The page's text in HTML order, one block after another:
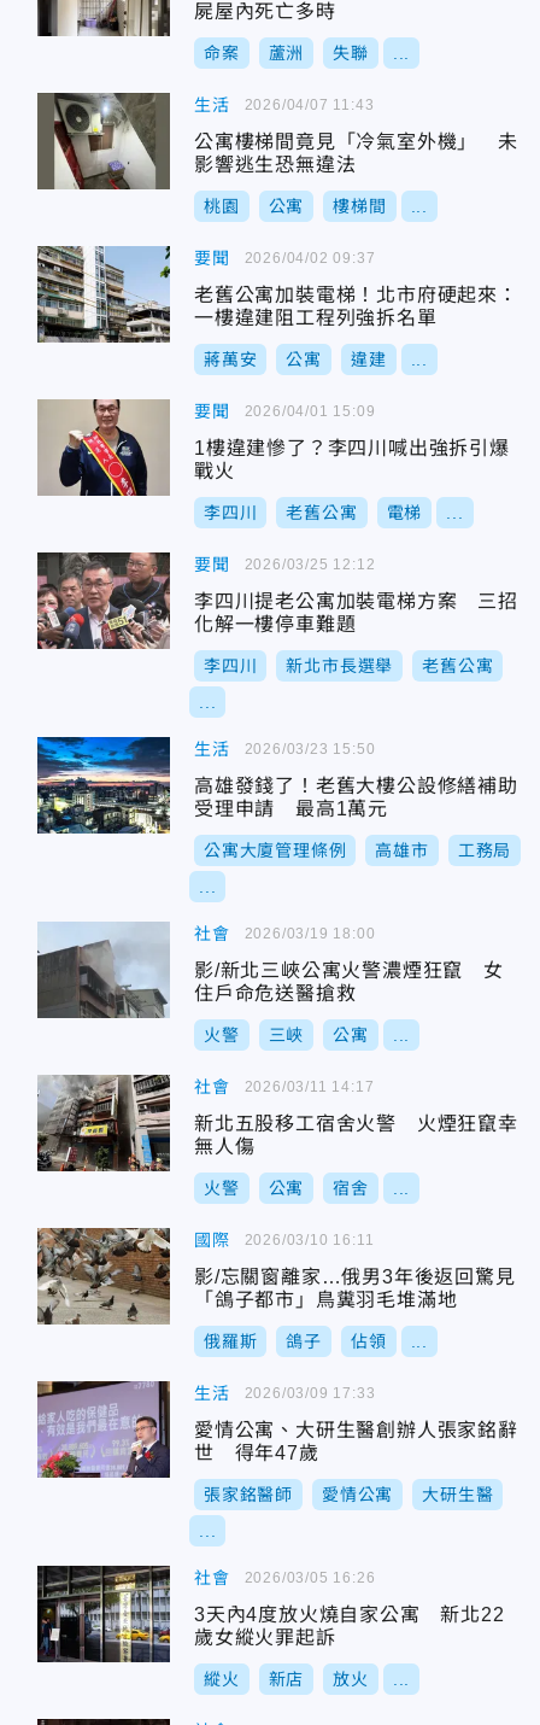
屍屋內死亡多時
命案 蘆洲 失聯
生活
公寓樓梯間竟見「冷氣室外機」 未
影響逃生恐無違法
桃園 公寓 樓梯間
2026/04/07 11:43
要聞
老舊公寓加裝電梯！北市府硬起來：
一樓違建阻工程列強拆名單
蔣萬安 公寓 違建
2026/04/02 09:37
要聞
1樓違建慘了？李四川喊出強拆引爆
戰火
李四川 老舊公寓 電梯
2026/04/01 15:09
要聞
李四川提老公寓加裝電梯方案 三招
化解一樓停車難題
李四川 新北市長選舉 老舊公寓
2026/03/25 12:12
生活
高雄發錢了！老舊大樓公設修繕補助
受理申請 最高1萬元
公寓大廈管理條例 高雄市 工務局
2026/03/23 15:50
社會
影/新北三峽公寓火警濃煙狂竄 女
住戶命危送醫搶救
火警 三峽 公寓
2026/03/19 18:00
社會
新北五股移工宿舍火警 火煙狂竄幸
無人傷
火警 公寓 宿舍
2026/03/11 14:17
國際
影/忘關窗離家…俄男3年後返回驚見
「鴿子都市」鳥糞羽毛堆滿地
俄羅斯 鴿子 佔領
2026/03/10 16:11
生活
愛情公寓、大研生醫創辦人張家銘辭
世 得年47歲
張家銘醫師 愛情公寓 大研生醫
2026/03/09 17:33
社會
3天內4度放火燒自家公寓 新北22
歲女縱火罪起訴
縱火 新店 放火
2026/03/05 16:26